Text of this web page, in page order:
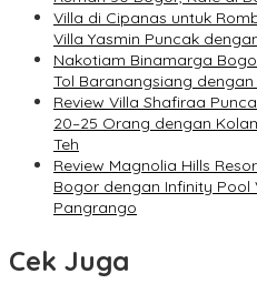
Villa di Cipanas untuk
Villa Yasmin Puncak
Nakotiam Binamarga
Tol Baranangsiang
Review Villa Shafiraa
20–25 Orang dengan
Teh
Review Magnolia Hills
Bogor dengan Infinity Pool
Pangrango
Cek Juga